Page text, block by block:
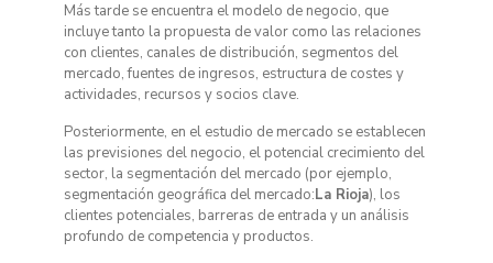
Más tarde se encuentra el modelo de negocio, que
incluye tanto la propuesta de valor como las relaciones
con clientes, canales de distribución, segmentos del
mercado, fuentes de ingresos, estructura de costes y
actividades, recursos y socios clave.
Posteriormente, en el estudio de mercado se establecen
las previsiones del negocio, el potencial crecimiento del
sector, la segmentación del mercado (por ejemplo,
segmentación geográfica del mercado:La Rioja), los
clientes potenciales, barreras de entrada y un análisis
profundo de competencia y productos.